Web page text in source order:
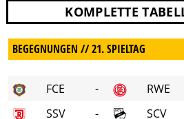
KOMPLETTE
BEGEGNUNGEN // 21. SPIELTAG
FCE - RWE
SSV
- SCV